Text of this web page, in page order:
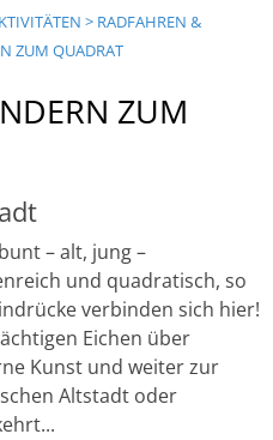
> RADFAHREN &
ZUM QUADRAT
ZUM
– alt, jung –
und quadratisch, so
verbinden sich hier!
Eichen über
Kunst und weiter zur
Altstadt oder